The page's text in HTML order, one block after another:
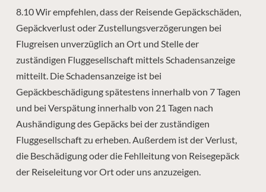
8.10 Wir empfehlen, dass der Reisende Gepäckschäden,
Gepäckverlust oder Zustellungsverzögerungen bei
Flugreisen unverzüglich an Ort und Stelle der
zuständigen Fluggesellschaft mittels Schadensanzeige
mitteilt. Die Schadensanzeige ist bei
Gepäckbeschädigung spätestens innerhalb von 7 Tagen
und bei Verspätung innerhalb von 21 Tagen nach
Aushändigung des Gepäcks bei der zuständigen
Fluggesellschaft zu erheben. Außerdem ist der Verlust,
die Beschädigung oder die Fehlleitung von Reisegepäck
der Reiseleitung vor Ort oder uns anzuzeigen.